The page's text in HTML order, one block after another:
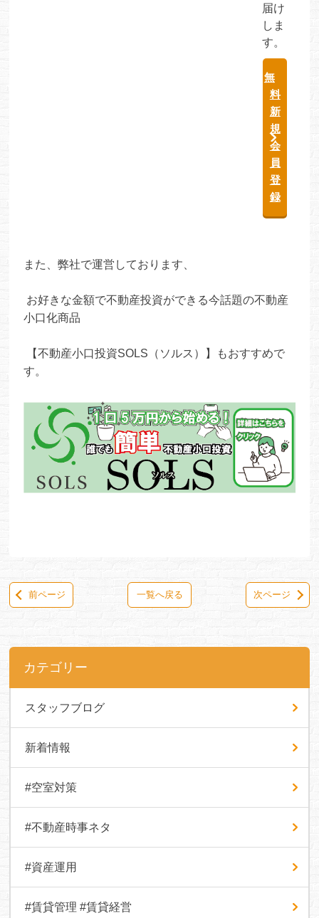
届け
しま
す。
無
料
新
規
会
員
登
録
また、弊社で運営しております、
お好きな金額で不動産投資ができる今話題の不動産
小口化商品
【不動産小口投資SOLS（ソルス）】もおすすめで
す。
前ページ 一覧へ戻る 次ページ
カテゴリー
スタッフブログ
新着情報
#空室対策
#不動産時事ネタ
#資産運用
#賃貸管理 #賃貸経営